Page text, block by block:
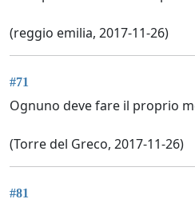
(reggio emilia, 2017-11-26)
#71
Ognuno deve fare il proprio
(Torre del Greco, 2017-11-26)
#81